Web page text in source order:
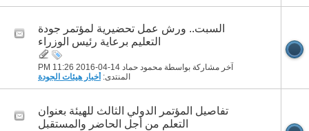
السبت.. ورش عمل تحضيرية لمؤتمر جودة
التعليم برعاية رئيس الوزراء
آخر مشاركة بواسطة محمود حماد 14-04-2016
11:26 PM
المنتدى: أخبار هيئات الجودة
تفاصيل المؤتمر الدولي الثالث للهيئة بعنوان
التعلم من أجل الحاضر والمستقبل